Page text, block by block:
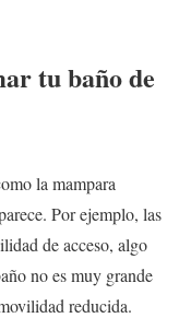
tu baño de
la mampara
Por ejemplo, las
de acceso, algo
no es muy grande
reducida.